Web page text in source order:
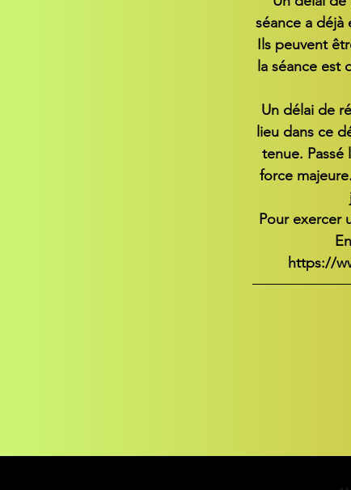
séance a déjà
Ils peuvent
la séance
Un délai de
lieu dans ce
tenue.
force
Pour exercer
https://